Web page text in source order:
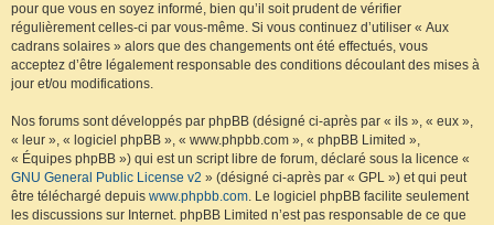
pour que vous en soyez informé, bien qu’il soit prudent de vérifier
régulièrement celles-ci par vous-même. Si vous continuez d’utiliser « Aux
cadrans solaires » alors que des changements ont été effectués, vous
acceptez d’être légalement responsable des conditions découlant des mises à
jour et/ou modifications.
Nos forums sont développés par phpBB (désigné ci-après par « ils », « eux »,
« leur », « logiciel phpBB », « www.phpbb.com », « phpBB Limited »,
« Équipes phpBB ») qui est un script libre de forum, déclaré sous la licence «
GNU General Public License v2 » (désigné ci-après par « GPL ») et qui peut
être téléchargé depuis www.phpbb.com. Le logiciel phpBB facilite seulement
les discussions sur Internet. phpBB Limited n’est pas responsable de ce que